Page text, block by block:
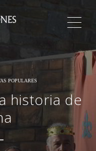
POPULARES
historia de